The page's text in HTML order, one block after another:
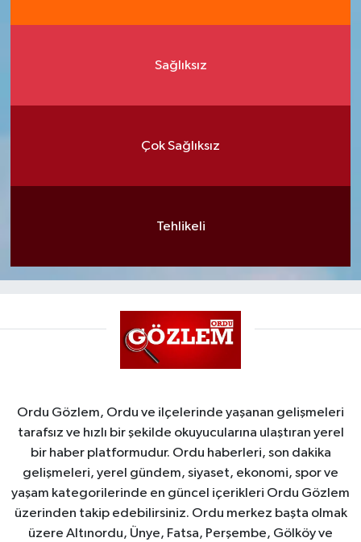
Sağlıksız
Çok Sağlıksız
Tehlikeli
Ordu Gözlem, Ordu ve ilçelerinde yaşanan gelişmeleri
tarafsız ve hızlı bir şekilde okuyucularına ulaştıran yerel
bir haber platformudur. Ordu haberleri, son dakika
gelişmeleri, yerel gündem, siyaset, ekonomi, spor ve
yaşam kategorilerinde en güncel içerikleri Ordu Gözlem
üzerinden takip edebilirsiniz. Ordu merkez başta olmak
üzere Altınordu, Ünye, Fatsa, Perşembe, Gölköy ve